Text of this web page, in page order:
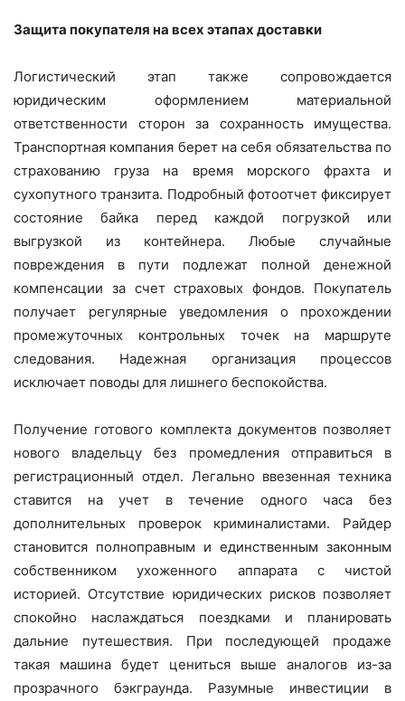
Защита покупателя на всех этапах доставки
Логистический этап также сопровождается
юридическим оформлением материальной
ответственности сторон за сохранность имущества.
Транспортная компания берет на себя обязательства по
страхованию груза на время морского фрахта и
сухопутного транзита. Подробный фотоотчет фиксирует
состояние байка перед каждой погрузкой или
выгрузкой из контейнера. Любые случайные
повреждения в пути подлежат полной денежной
компенсации за счет страховых фондов. Покупатель
получает регулярные уведомления о прохождении
промежуточных контрольных точек на маршруте
следования. Надежная организация процессов
исключает поводы для лишнего беспокойства.
Получение готового комплекта документов позволяет
нового владельцу без промедления отправиться в
регистрационный отдел. Легально ввезенная техника
ставится на учет в течение одного часа без
дополнительных проверок криминалистами. Райдер
становится полноправным и единственным законным
собственником ухоженного аппарата с чистой
историей. Отсутствие юридических рисков позволяет
спокойно наслаждаться поездками и планировать
дальние путешествия. При последующей продаже
такая машина будет цениться выше аналогов из-за
прозрачного бэкграунда. Разумные инвестиции в